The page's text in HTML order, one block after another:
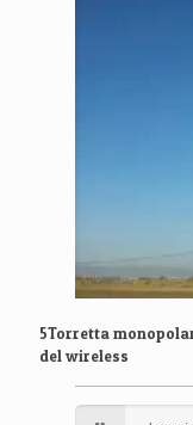
5Torretta
del wireless